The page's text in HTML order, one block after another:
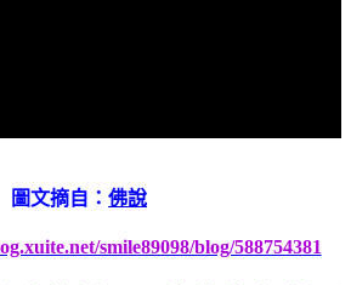
圖文摘自： 佛說
smile89098/blog/588754381